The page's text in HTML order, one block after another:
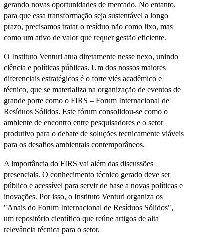
gerando novas oportunidades de mercado. No entanto,
para que essa transformação seja sustentável a longo
prazo, precisamos tratar o resíduo não como lixo, mas
como um ativo de valor que requer gestão eficiente.
O Instituto Venturi atua diretamente nesse nexo, unindo
ciência e políticas públicas. Um dos nossos maiores
diferenciais estratégicos é o forte viés acadêmico e
técnico, que se materializa na organização de eventos de
grande porte como o FIRS – Forum Internacional de
Resíduos Sólidos. Este fórum consolidou-se como o
ambiente de encontro entre pesquisadores e o setor
produtivo para o debate de soluções tecnicamente viáveis
para os desafios ambientais contemporâneos.
A importância do FIRS vai além das discussões
presenciais. O conhecimento técnico gerado deve ser
público e acessível para servir de base a novas políticas e
inovações. Por isso, o Instituto Venturi organiza os
"Anais do Forum Internacional de Resíduos Sólidos",
um repositório científico que reúne artigos de alta
relevância técnica para o setor.